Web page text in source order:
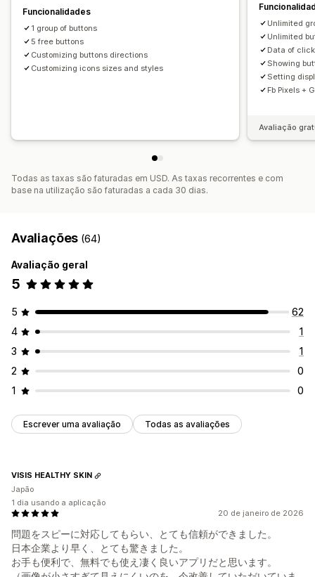
Funcionalidades
1 group of buttons
5 free buttons
Customizing buttons directions
Customizing icons sizes and styles
Unlimited
Unlimited
Data of
Showing
Setting
Fb Pixels +
Avaliação
Todas as taxas são faturadas em USD. As taxas recorrentes e com
base na utilização são faturadas a cada 30 dias.
Avaliações (64)
Avaliação geral
5
5
62
4
1
3
1
2
0
1
0
Escrever uma avaliação Todas as avaliações
20 de janeiro de 2026
問題をスピーに対応してもらい、とても信頼ができました。
日本企業より早く、とても驚きました。
お手も便利で、無料でも使え凄く良いアプリだと思います。
VISIS HEALTHY SKIN
Japão
1 dia usando a aplicação